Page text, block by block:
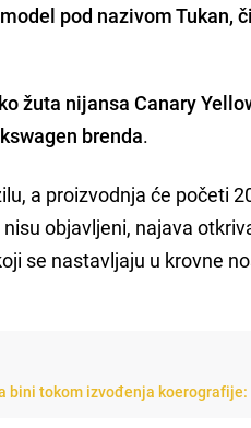
pod nazivom Tukan,
žuta nijansa Canary
brenda.
a proizvodnja će početi
objavljeni, najava
se nastavljaju u krovne
bini tokom izvođenja